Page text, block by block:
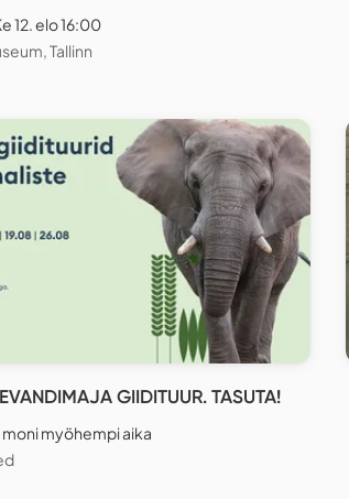
12. elo 16:00
Tallinn
GIIDITUUR. TASUTA!
moni myöhempi aika